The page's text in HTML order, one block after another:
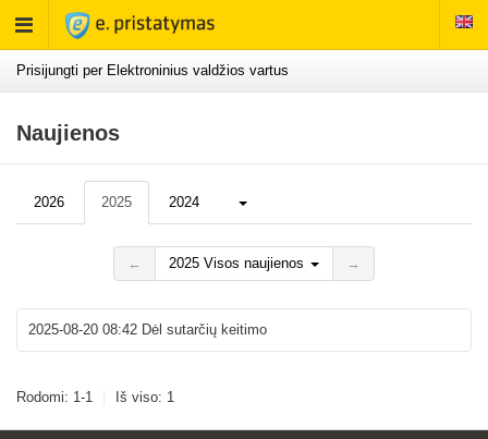
Rodyti
meniu
Prisijungti per Elektroninius valdžios vartus
Naujienos
2026 2025 2024 Daugiau...
← 2025 Visos naujienos →
2025-08-20 08:42 Dėl sutarčių keitimo
Rodomi: 1-1 Iš viso: 1